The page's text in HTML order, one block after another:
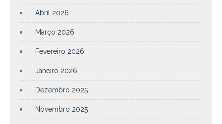
Abril 2026
Março 2026
Fevereiro 2026
Janeiro 2026
Dezembro 2025
Novembro 2025